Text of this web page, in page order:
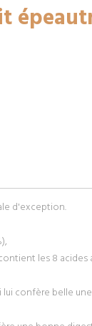
d'exception.
les 8
confère belle